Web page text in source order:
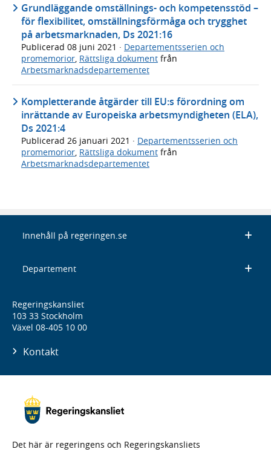
Grundläggande omställnings- och kompetensstöd –
för flexibilitet, omställningsförmåga och trygghet
på arbetsmarknaden, Ds 2021:16
Publicerad 08 juni 2021 · Departementsserien och
promemorior, Rättsliga dokument från
Arbetsmarknadsdepartementet
Kompletterande åtgärder till EU:s förordning om
inrättande av Europeiska arbetsmyndigheten (ELA),
Ds 2021:4
Publicerad 26 januari 2021 · Departementsserien och
promemorior Rättsliga dokument från
Arbetsmarknadsdepartementet
Innehåll på regeringen.se
Departement
Regeringskansliet
103 33 Stockholm
Växel 08-405 10 00
Kontakt
Det här är regeringens och Regeringskansliets